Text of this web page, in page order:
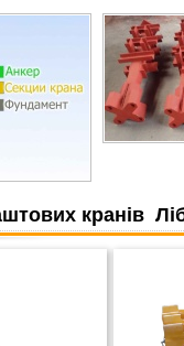
кранів